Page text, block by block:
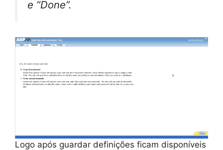
e “Done”.
Logo após guardar definições ficam disponíveis